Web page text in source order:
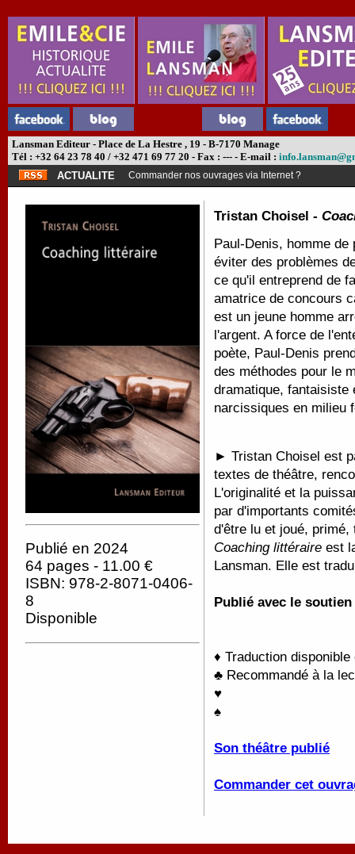
Lansman Editeur - Place de La Hestre , 19 - B-7170 Manage
Tél : +32 64 23 78 40 / +32 471 69 77 20 - Fax : --- - E-mail :
ACTUALITE
Commander nos ouvrages via Internet ?
Publié en 2024
64 pages - 11.00 €
ISBN: 978-2-8071-0406-
8
Disponible
Tristan Choisel -
Paul-Denis, homme
éviter des problèmes
ce qu'il entreprend de
amatrice de concours
est un jeune homme
l'argent. A force de
poète, Paul-Denis
des méthodes pour le
dramatique, fantaisiste
narcissiques en milieu
► Tristan Choisel est
textes de théâtre,
L'originalité et la
par d'importants
d'être lu et joué, primé,
Coaching littéraire est
Lansman. Elle est
Publié avec le soutien
♦ Traduction
♣ Recommandé à la
♥
♠
Son théâtre publié
Commander cet